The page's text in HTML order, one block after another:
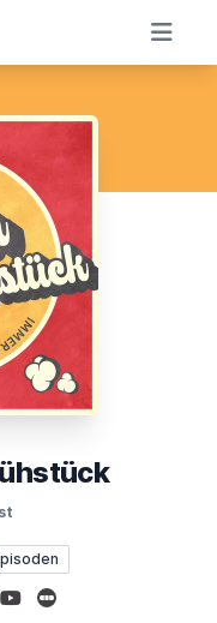
YouTubeLetterboxd